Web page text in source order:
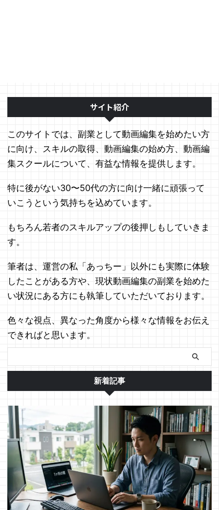
サイト紹介
このサイトでは、副業として動画編集を始めたい方
に向け、スキルの取得、動画編集の始め方、動画編
集スクールについて、有益な情報を提供します。
特に後がない30〜50代の方に向け一緒に頑張って
いこうという気持ちを込めています。
もちろん若者のスキルアップの後押しもしていきま
す。
筆者は、運営の私「あっちー」以外にも実際に体験
したことがある方や、現状動画編集の副業を始めた
い状況にある方にも執筆していただいております。
色々な視点、異なった角度から様々な情報をお伝え
できればと思います。
新着記事